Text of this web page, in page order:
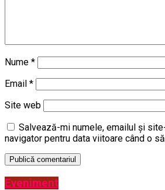
Nume *
Email *
Site web
Salvează-mi numele, emailul și
navigator pentru data viitoare când o
Eveniment